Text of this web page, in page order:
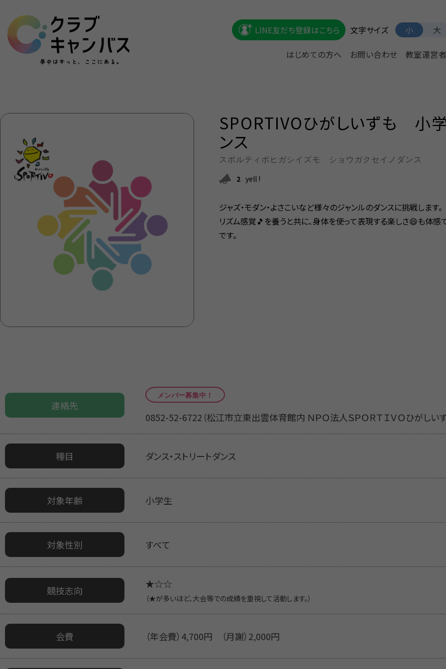
はじめての方へ お問い合わせ 教室運営
LINE友だち登録はこちら 文字サイズ 小 大
SPORTIVOひがしいずも 小
ンス
スポルティボヒガシイズモ ショウガクセイノダンス
2 yell !
ジャズ・モダン・よさこいなど様々のジャンルのダンスに挑戦します。
リズム感覚🎵を養うと共に、身体を使って表現する楽しさ😄も体感
です。
連絡先
0852-52-6722（松江市立東出雲体育館内 ＮＰＯ法人ＳＰＯＲＴＩＶＯひがしい
種目 ダンス・ストリートダンス
対象年齢 小学生
対象性別 すべて
競技志向
★☆☆
（★が多いほど、大会等での成績を重視して活動します。）
会費 （年会費）4,700円 （月謝）2,000円